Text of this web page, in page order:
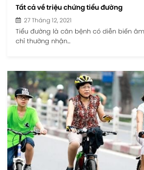
Tất cả về triệu chứng tiểu đường
27 Tháng 12, 2021
Tiểu đường là căn bệnh có diễn biến
chỉ thường nhận...